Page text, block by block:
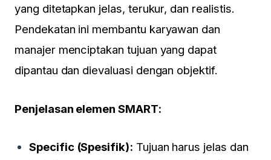
yang ditetapkan jelas, terukur, dan realistis.
Pendekatan ini membantu karyawan dan
manajer menciptakan tujuan yang dapat
dipantau dan dievaluasi dengan objektif.
Penjelasan elemen SMART:
Specific (Spesifik): Tujuan harus jelas dan